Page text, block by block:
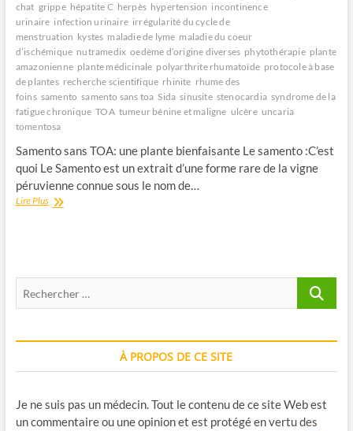
chat grippe hépatite C herpès hypertension incontinence
urinaire infection urinaire irrégularité du cycle de
menstruation kystes maladie de lyme maladie du coeur
d’ischémique nutramedix oedème d’origine diverses phytothérapie plante
amazonienne plante médicinale polyarthrite rhumatoïde protocole à base
de plantes recherche scientifique rhinite rhume des
foins samento samento sans toa Sida sinusite stenocardia syndrome de la
fatigue chronique TOA tumeur bénine et maligne ulcère uncaria
tomentosa
Samento sans TOA: une plante bienfaisante Le samento :C’est
quoi Le Samento est un extrait d’une forme rare de la vigne
péruvienne connue sous le nom de…
Lire PlusLe
À PROPOS DE CE SITE
Je ne suis pas un médecin. Tout le contenu de ce site Web est
un commentaire ou une opinion et est protégé en vertu des